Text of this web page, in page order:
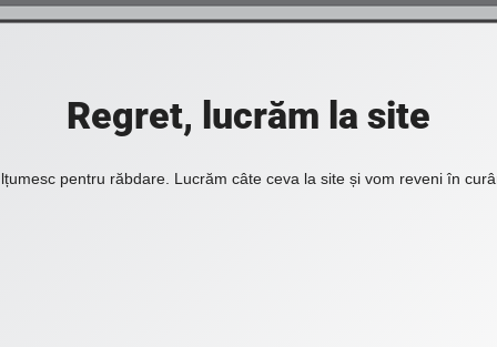
Regret, lucrăm la site
pentru răbdare. Lucrăm câte ceva la site și vom reveni în